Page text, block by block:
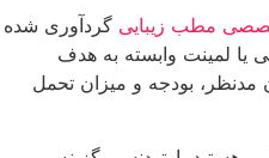
مطب زیبایی گردآوری شده
یا لمینت وابسته به هدف
بودجه و میزان تحمل